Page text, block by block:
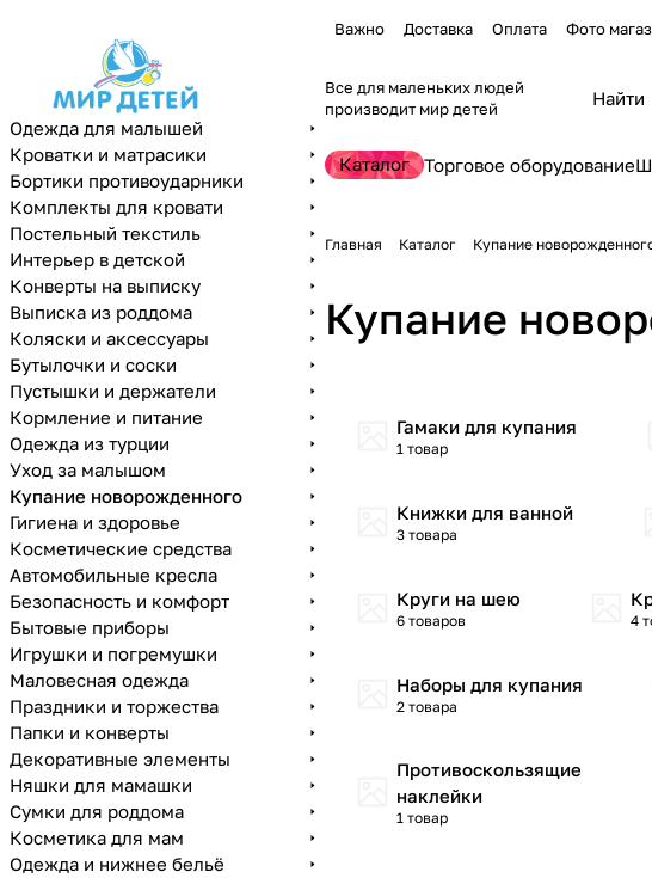
Важно Доставка Оплата Фото
Все для маленьких людей
производит мир детей
Каталог Торговое оборудование
Главная Каталог Купание
Купание
Гамаки для купания
1 товар
Книжки для ванной
3 товара
Круги на шею
6 товаров 4
Наборы для купания
2 товара
Противоскользящие
наклейки
1 товар
Одежда для малышей
Кроватки и матрасики
Бортики противоударники
Комплекты для кровати
Постельный текстиль
Интерьер в детской
Конверты на выписку
Выписка из роддома
Коляски и аксессуары
Бутылочки и соски
Пустышки и держатели
Кормление и питание
Одежда из турции
Уход за малышом
Купание новорожденного
Гигиена и здоровье
Косметические средства
Автомобильные кресла
Безопасность и комфорт
Бытовые приборы
Игрушки и погремушки
Маловесная одежда
Праздники и торжества
Папки и конверты
Декоративные элементы
Няшки для мамашки
Сумки для роддома
Косметика для мам
Одежда и нижнее бельё